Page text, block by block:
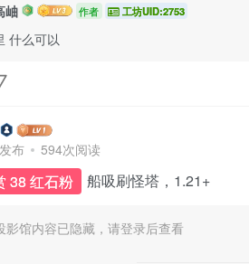
岫 作者 工坊UID:2753
什么可以
布 594次阅读
38 红石粉 船吸刷怪塔，1.21+
影馆内容已隐藏，请登录后查看